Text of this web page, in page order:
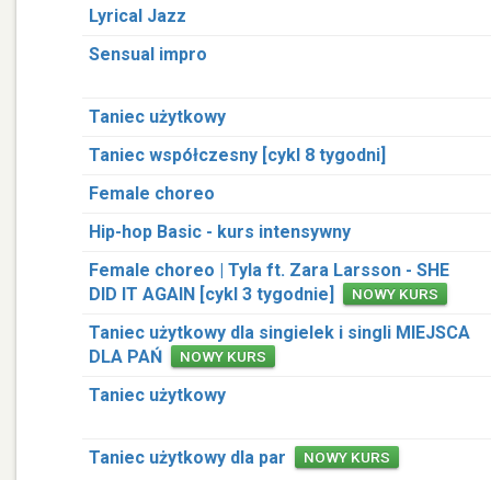
Lyrical Jazz
Sensual impro
Taniec użytkowy
Taniec współczesny [cykl 8 tygodni]
Female choreo
Hip-hop Basic - kurs intensywny
Female choreo | Tyla ft. Zara Larsson - SHE
DID IT AGAIN [cykl 3 tygodnie]
NOWY KURS
Taniec użytkowy dla singielek i singli MIEJSCA
DLA PAŃ
NOWY KURS
Taniec użytkowy
Taniec użytkowy dla par NOWY KURS